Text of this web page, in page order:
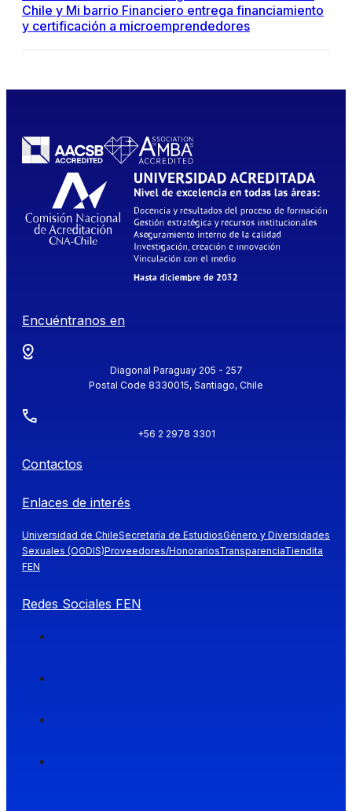
Chile y Mi barrio Financiero entrega financiamiento
y certificación a microemprendedores
Encuéntranos en
Diagonal Paraguay 205 - 257
Postal Code 8330015, Santiago, Chile
+56 2 2978 3301
Contactos
Enlaces de interés
Universidad de ChileSecretaría de EstudiosGénero y Diversidades
Sexuales (OGDIS)Proveedores/HonorariosTransparenciaTiendita
FEN
Redes Sociales FEN